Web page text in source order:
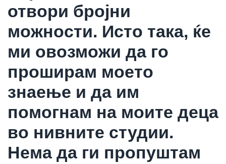
отвори бројни
можности. Исто така, ќе
ми овозможи да го
проширам моето
знаење и да им
помогнам на моите деца
во нивните студии.
Нема да ги пропуштам